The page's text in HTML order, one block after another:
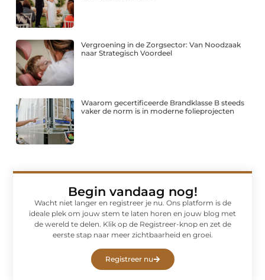
Vergroening in de Zorgsector: Van Noodzaak
naar Strategisch Voordeel
Waarom gecertificeerde Brandklasse B steeds
vaker de norm is in moderne folieprojecten
Begin vandaag nog!
Wacht niet langer en registreer je nu. Ons platform is de
ideale plek om jouw stem te laten horen en jouw blog met
de wereld te delen. Klik op de Registreer-knop en zet de
eerste stap naar meer zichtbaarheid en groei.
Registreer nu